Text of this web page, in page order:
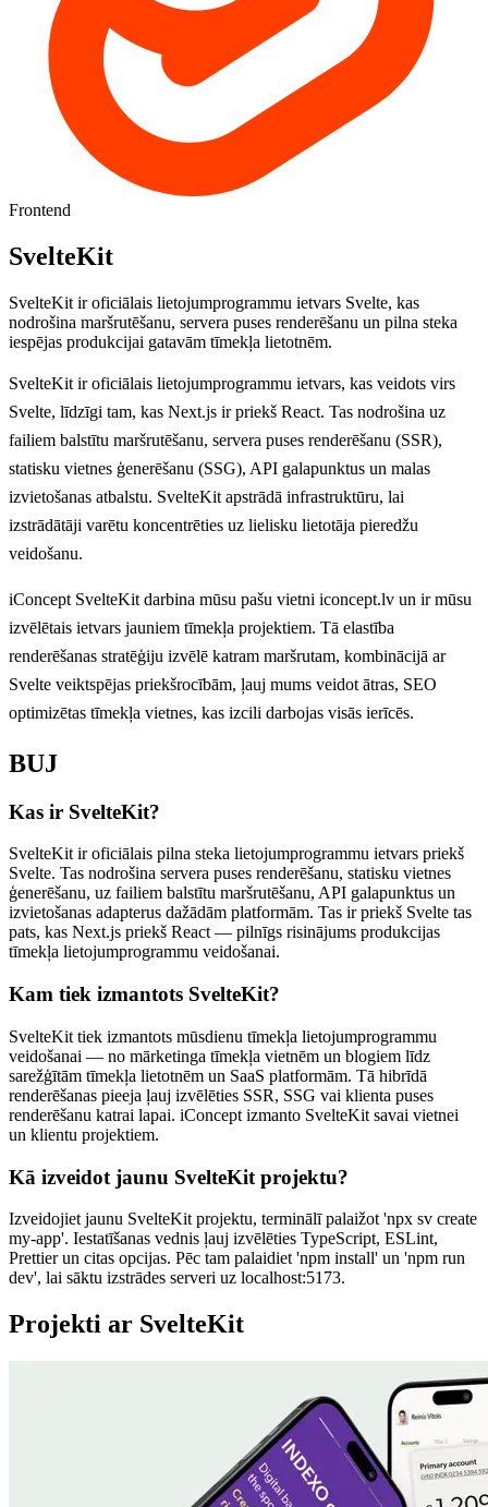
Frontend
SvelteKit
SvelteKit ir oficiālais lietojumprogrammu ietvars Svelte, kas
nodrošina maršrutēšanu, servera puses renderēšanu un pilna steka
iespējas produkcijai gatavām tīmekļa lietotnēm.
SvelteKit ir oficiālais lietojumprogrammu ietvars, kas veidots virs
Svelte, līdzīgi tam, kas Next.js ir priekš React. Tas nodrošina uz
failiem balstītu maršrutēšanu, servera puses renderēšanu (SSR),
statisku vietnes ģenerēšanu (SSG), API galapunktus un malas
izvietošanas atbalstu. SvelteKit apstrādā infrastruktūru, lai
izstrādātāji varētu koncentrēties uz lielisku lietotāja pieredžu
veidošanu.
iConcept SvelteKit darbina mūsu pašu vietni iconcept.lv un ir mūsu
izvēlētais ietvars jauniem tīmekļa projektiem. Tā elastība
renderēšanas stratēģiju izvēlē katram maršrutam, kombinācijā ar
Svelte veiktspējas priekšrocībām, ļauj mums veidot ātras, SEO
optimizētas tīmekļa vietnes, kas izcili darbojas visās ierīcēs.
BUJ
Kas ir SvelteKit?
SvelteKit ir oficiālais pilna steka lietojumprogrammu ietvars priekš
Svelte. Tas nodrošina servera puses renderēšanu, statisku vietnes
ģenerēšanu, uz failiem balstītu maršrutēšanu, API galapunktus un
izvietošanas adapterus dažādām platformām. Tas ir priekš Svelte tas
pats, kas Next.js priekš React — pilnīgs risinājums produkcijas
tīmekļa lietojumprogrammu veidošanai.
Kam tiek izmantots SvelteKit?
SvelteKit tiek izmantots mūsdienu tīmekļa lietojumprogrammu
veidošanai — no mārketinga tīmekļa vietnēm un blogiem līdz
sarežģītām tīmekļa lietotnēm un SaaS platformām. Tā hibrīdā
renderēšanas pieeja ļauj izvēlēties SSR, SSG vai klienta puses
renderēšanu katrai lapai. iConcept izmanto SvelteKit savai vietnei
un klientu projektiem.
Kā izveidot jaunu SvelteKit projektu?
Izveidojiet jaunu SvelteKit projektu, terminālī palaižot 'npx sv create
my-app'. Iestatīšanas vednis ļauj izvēlēties TypeScript, ESLint,
Prettier un citas opcijas. Pēc tam palaidiet 'npm install' un 'npm run
dev', lai sāktu izstrādes serveri uz localhost:5173.
Projekti ar SvelteKit